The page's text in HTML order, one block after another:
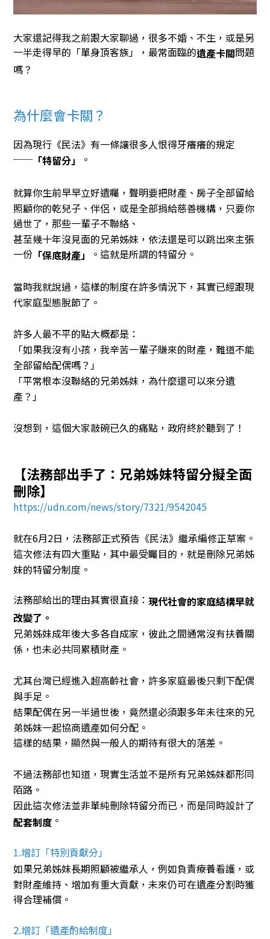
大家還記得我之前跟大家聊過，很多不婚、不生，或是另
一半走得早的「單身頂客族」，最常面臨的遺產卡關問題
嗎？
為什麼會卡關？
因為現行《民法》有一條讓很多人恨得牙癢癢的規定
── 「特留分」 。
就算你生前早早立好遺囑，聲明要把財產、房子全部留給
照顧你的乾兒子、伴侶，或是全部捐給慈善機構，只要你
過世了，那些一輩子不聯絡、
甚至幾十年沒見面的兄弟姊妹，依法還是可以跳出來主張
一份 「保底財產」 。這就是所謂的特留分。
當時我就說過，這樣的制度在許多情況下，其實已經跟現
代家庭型態脫節了。
許多人最不平的點大概都是：
「如果我沒有小孩，我辛苦一輩子賺來的財產，難道不能
全部留給配偶嗎？」
「平常根本沒聯絡的兄弟姊妹，為什麼還可以來分遺
產？」
沒想到，這個大家敲碗已久的痛點，政府終於聽到了！
【法務部出手了：兄弟姊妹特留分擬全面
刪除】
https://udn.com/news/story/7321/9542045
就在6月2日，法務部正式預告《民法》繼承編修正草案。
這次修法有四大重點，其中最受矚目的，就是刪除兄弟姊
妹的特留分制度。
法務部給出的理由其實很直接： 現代社會的家庭結構早就
改變了。
兄弟姊妹成年後大多各自成家，彼此之間通常沒有扶養關
係，也未必共同累積財產。
尤其台灣已經進入超高齡社會，許多家庭最後只剩下配偶
與手足。
結果配偶在另一半過世後，竟然還必須跟多年未往來的兄
弟姊妹一起協商遺產如何分配。
這樣的結果，顯然與一般人的期待有很大的落差。
不過法務部也知道，現實生活並不是所有兄弟姊妹都形同
陌路。
因此這次修法並非單純刪除特留分而已，而是同時設計了
配套制度 。
1.增訂「特別貢獻分」
如果兄弟姊妹長期照顧被繼承人，例如負責療養看護，或
對財產維持、增加有重大貢獻，未來仍可在遺產分割時獲
得合理補償。
2.增訂「遺產酌給制度」